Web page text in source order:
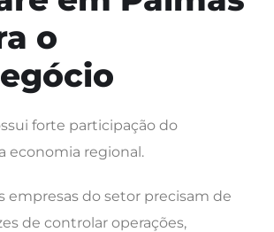
o
forte participação do
economia regional.
empresas do setor precisam de
de controlar operações,